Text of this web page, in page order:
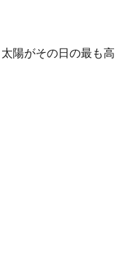
陽がその日の最も高